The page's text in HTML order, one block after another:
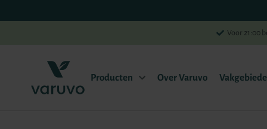
Voor 21:00
Producten Over Varuvo